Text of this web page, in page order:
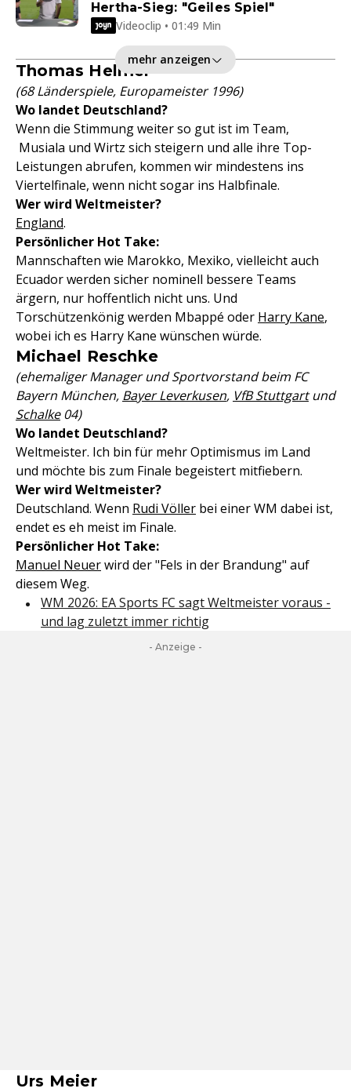
Hertha-Sieg: "Geiles Spiel"
Videoclip • 01:49 Min
mehr anzeigen
Thomas Helmer
(68 Länderspiele, Europameister 1996)
Wo landet Deutschland?
Wenn die Stimmung weiter so gut ist im Team,
Musiala und Wirtz sich steigern und alle ihre Top-
Leistungen abrufen, kommen wir mindestens ins
Viertelfinale, wenn nicht sogar ins Halbfinale.
Wer wird Weltmeister?
England.
Persönlicher Hot Take:
Mannschaften wie Marokko, Mexiko, vielleicht auch
Ecuador werden sicher nominell bessere Teams
ärgern, nur hoffentlich nicht uns. Und
Torschützenkönig werden Mbappé oder Harry Kane,
wobei ich es Harry Kane wünschen würde.
Michael Reschke
(ehemaliger Manager und Sportvorstand beim FC
Bayern München, Bayer Leverkusen, VfB Stuttgartund
Schalke04)
Wo landet Deutschland?
Weltmeister. Ich bin für mehr Optimismus im Land
und möchte bis zum Finale begeistert mitfiebern.
Wer wird Weltmeister?
Deutschland. Wenn Rudi Völler bei einer WM dabei ist,
endet es eh meist im Finale.
Persönlicher Hot Take:
Manuel Neuerwird der "Fels in der Brandung" auf
diesem Weg.
WM 2026: EA Sports FC sagt Weltmeister voraus -
und lag zuletzt immer richtig
- Anzeige -
Urs Meier